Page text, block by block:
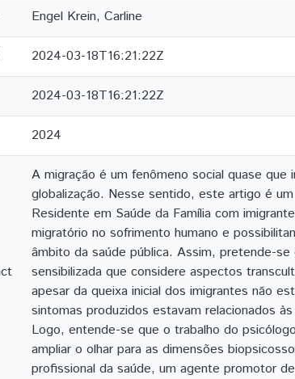
Engel Krein, Carline
2024-03-18T16:21:22Z
2024-03-18T16:21:22Z
2024
A migração é um fenômeno social quase
globalização. Nesse sentido, este artigo é
Residente em Saúde da Família com
migratório no sofrimento humano e
âmbito da saúde pública. Assim, pretende-
sensibilizada que considere aspectos
apesar da queixa inicial dos imigrantes não
sintomas produzidos estavam relacionados
Logo, entende-se que o trabalho do
ampliar o olhar para as dimensões
profissional da saúde, um agente promotor